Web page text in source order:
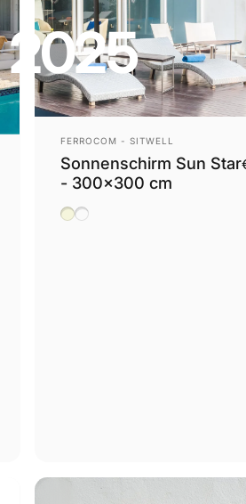
2025
Anbieter:
FERROCOM - SITWELL
Sonnenschirm Sun Star
- 300x300 cm
Beige
Grau